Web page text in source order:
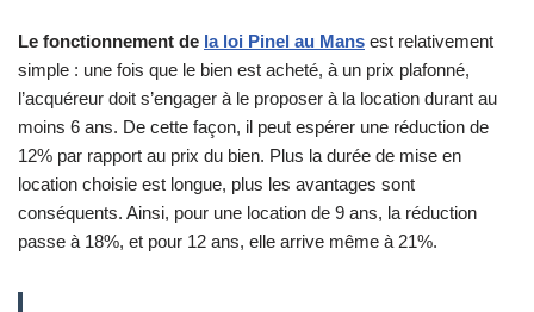
Le fonctionnement de la loi Pinel au Mans est relativement
simple : une fois que le bien est acheté, à un prix plafonné,
l’acquéreur doit s’engager à le proposer à la location durant au
moins 6 ans. De cette façon, il peut espérer une réduction de
12% par rapport au prix du bien. Plus la durée de mise en
location choisie est longue, plus les avantages sont
conséquents. Ainsi, pour une location de 9 ans, la réduction
passe à 18%, et pour 12 ans, elle arrive même à 21%.